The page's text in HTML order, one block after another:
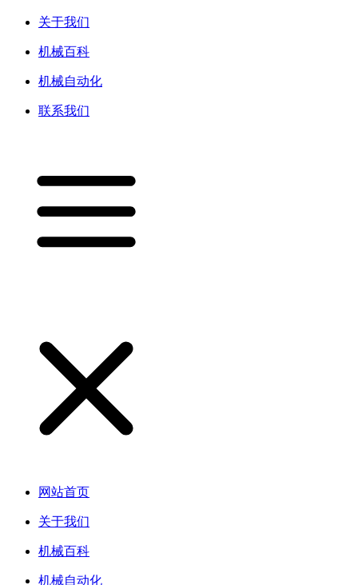
关于我们
机械百科
机械自动化
联系我们
网站首页
关于我们
机械百科
机械自动化